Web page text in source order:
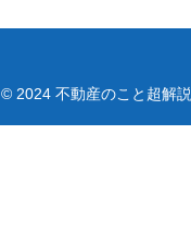
© 2024 不動産のこと超解説.